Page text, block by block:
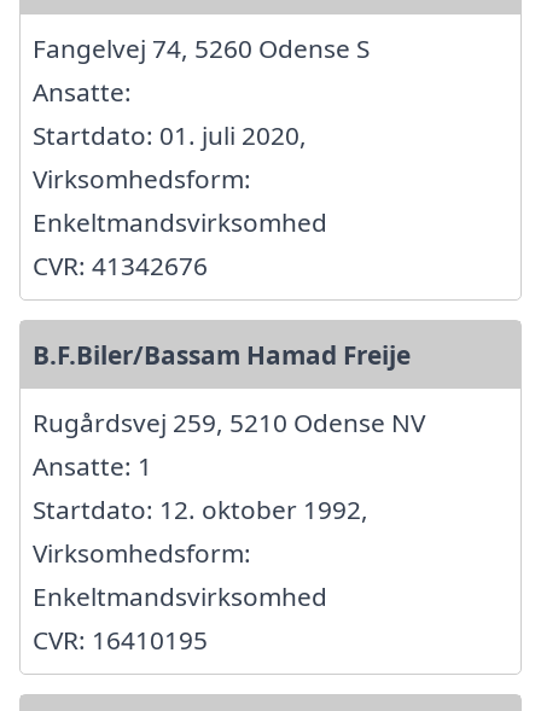
Fangelvej 74, 5260 Odense S
Ansatte:
Startdato: 01. juli 2020,
Virksomhedsform:
Enkeltmandsvirksomhed
CVR: 41342676
B.F.Biler/Bassam Hamad Freije
Rugårdsvej 259, 5210 Odense NV
Ansatte: 1
Startdato: 12. oktober 1992,
Virksomhedsform:
Enkeltmandsvirksomhed
CVR: 16410195